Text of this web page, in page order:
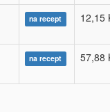
na recept 12,15
na recept 57,88